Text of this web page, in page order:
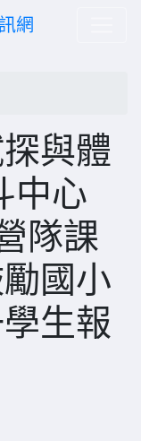
網
與體
中心
隊課
國小
生報